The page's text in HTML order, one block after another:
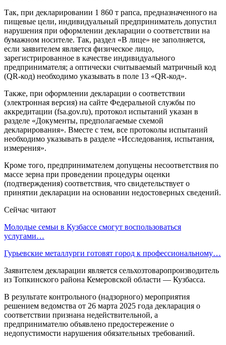
Так, при декларировании 1 860 т рапса, предназначенного на
пищевые цели, индивидуальный предприниматель допустил
нарушения при оформлении декларации о соответствии на
бумажном носителе. Так, раздел «В лице» не заполняется,
если заявителем является физическое лицо,
зарегистрированное в качестве индивидуального
предпринимателя; а оптически считываемый матричный код
(QR-код) необходимо указывать в поле 13 «QR-код».
Также, при оформлении декларации о соответствии
(электронная версия) на сайте Федеральной службы по
аккредитации (fsa.gov.ru), протокол испытаний указан в
разделе «Документы, предполагаемые схемой
декларирования». Вместе с тем, все протоколы испытаний
необходимо указывать в разделе «Исследования, испытания,
измерения».
Кроме того, предпринимателем допущены несоответствия по
массе зерна при проведении процедуры оценки
(подтверждения) соответствия, что свидетельствует о
принятии декларации на основании недостоверных сведений.
Сейчас читают
Молодые семьи в Кузбассе смогут воспользоваться
услугами…
Гурьевские металлурги готовят город к профессиональному…
Заявителем декларации является сельхозтоваропроизводитель
из Топкинского района Кемеровской области — Кузбасса.
В результате контрольного (надзорного) мероприятия
решением ведомства от 26 марта 2025 года декларация о
соответствии признана недействительной, а
предпринимателю объявлено предостережение о
недопустимости нарушения обязательных требований.